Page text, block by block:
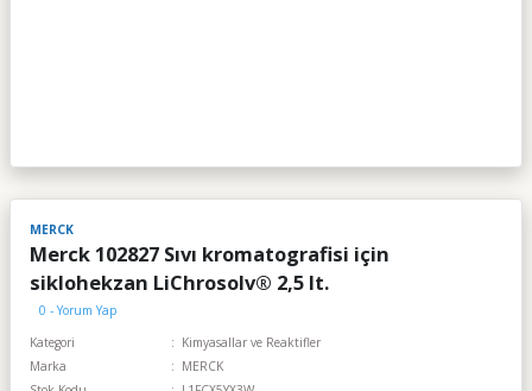
MERCK
Merck 102827 Sıvı kromatografisi için
siklohekzan LiChrosolv® 2,5 lt.
0 - Yorum Yap
Kategori
Kimyasallar ve Reaktifler
Marka
MERCK